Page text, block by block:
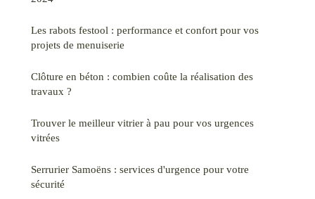
Les rabots festool : performance et confort pour vos
projets de menuiserie
Clôture en béton : combien coûte la réalisation des
travaux ?
Trouver le meilleur vitrier à pau pour vos urgences
vitrées
Serrurier Samoëns : services d'urgence pour votre
sécurité